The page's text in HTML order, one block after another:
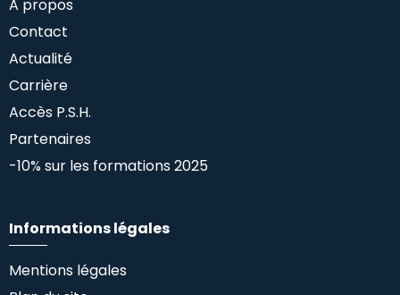
A propos
Contact
Actualité
Carrière
Accès P.S.H.
Partenaires
-10% sur les formations 2025
Informations légales
Mentions légales